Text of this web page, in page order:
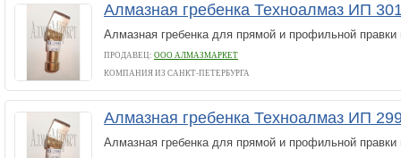
Алмазная гребенка Техноалмаз ИП
Алмазная гребенка для прямой и профильной
ПРОДАВЕЦ: ООО АЛМАЗМАРКЕТ
КОМПАНИЯ ИЗ САНКТ-ПЕТЕРБУРГА
Алмазная гребенка Техноалмаз ИП
Алмазная гребенка для прямой и профильной